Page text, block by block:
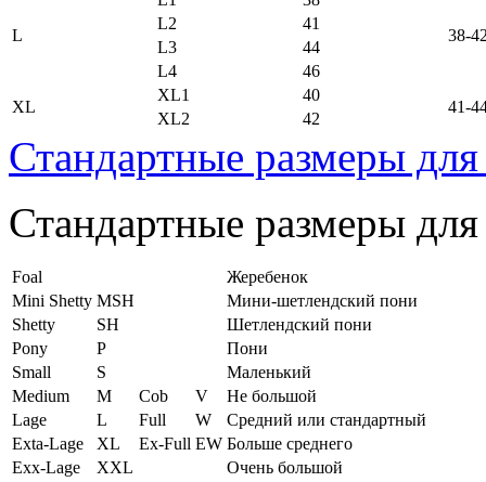
L
38-
L2
41
L3
44
L4
46
XL
XL1 40
41-
XL2 42
Стандартные размеры
Стандартные размеры
Foal
Жеребенок
Mini Shetty MSH
Мини-шетлендский пони
Shetty
SH
Шетлендский пони
Pony
P
Пони
Small
S
Маленький
Medium
M Cob V
Не большой
Lage
L Full W
Средний или стандартный
Exta-Lage
XL Ex-Full EW Больше среднего
Exx-Lage
XXL Очень большой